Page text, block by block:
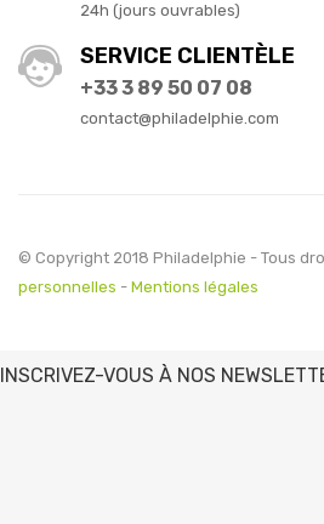
24h (jours ouvrables)
SERVICE CLIENTÈLE
+33 3 89 50 07 08
contact@philadelphie.com
© Copyright 2018 Philadelphie - Tous
personnelles - Mentions légales
INSCRIVEZ-VOUS À NOS